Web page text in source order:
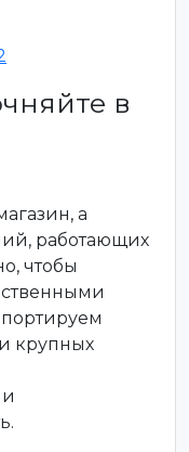
в
а
работающих
чтобы
крупных